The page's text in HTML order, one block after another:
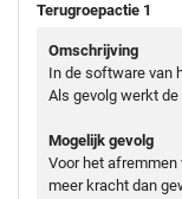
Terugroepactie 1
Omschrijving
In de software van
Als gevolg werkt
Mogelijk gevolg
Voor het afremmen
meer kracht dan